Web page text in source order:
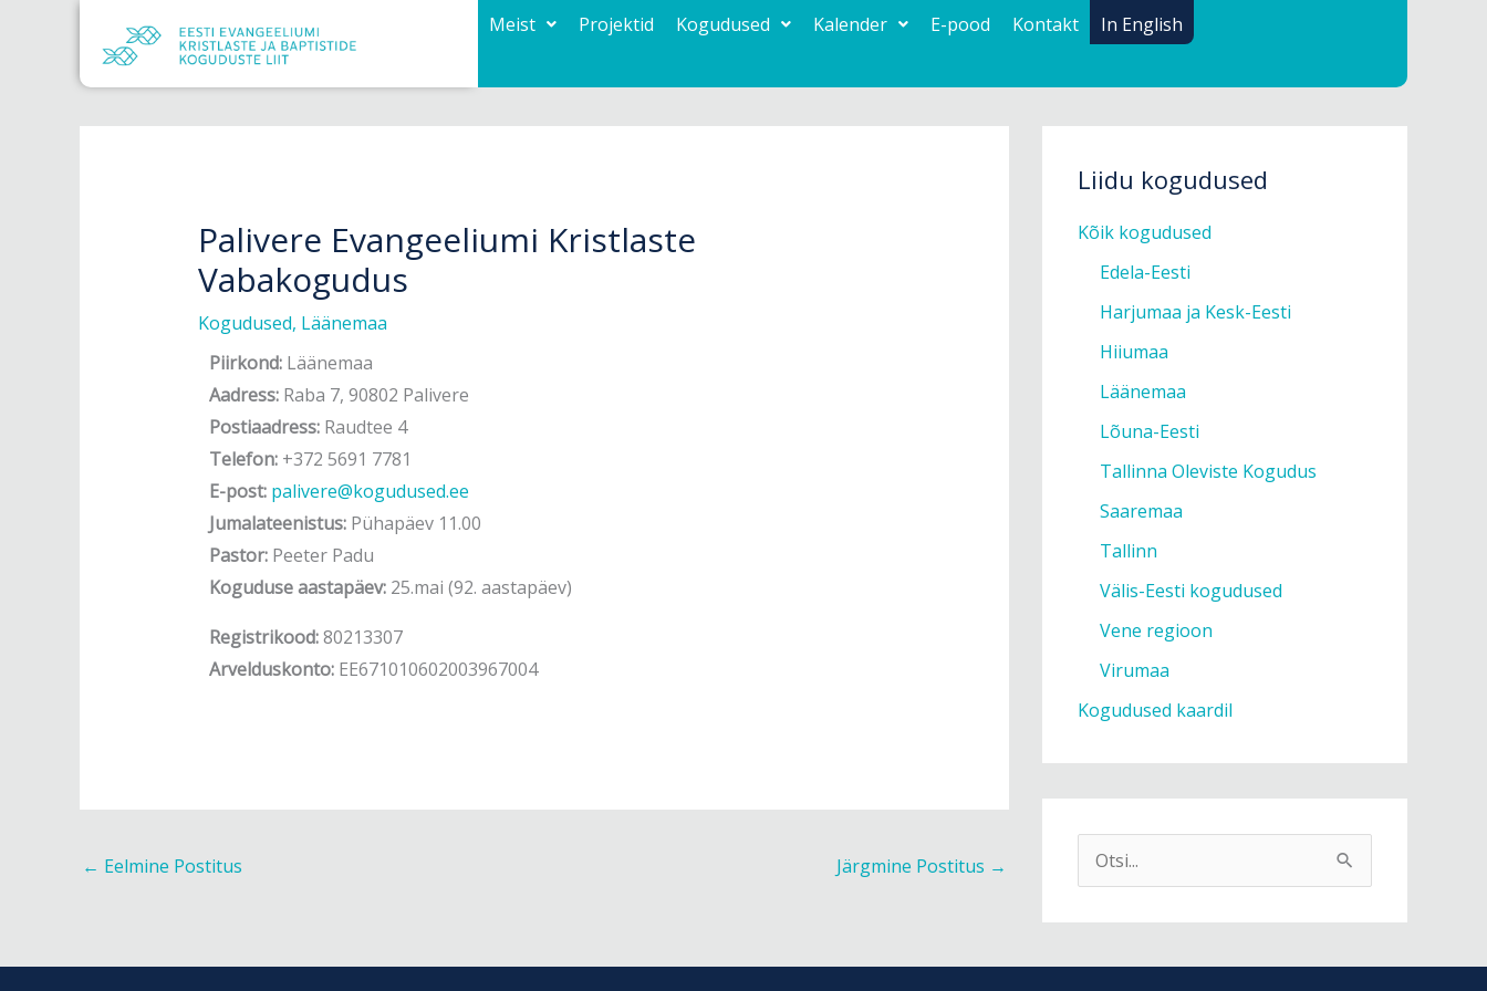
Meist Projektid Kogudused Kalender E-pood Kontakt In English
Palivere Evangeeliumi Kristlaste
Vabakogudus
Kogudused, Läänemaa
Piirkond:Läänemaa
Aadress:Raba 7, 90802 Palivere
Postiaadress:Raudtee 4
Telefon:+372 5691 7781
E-post: palivere@kogudused.ee
Jumalateenistus:Pühapäev 11.00
Pastor:Peeter Padu
Koguduse aastapäev: 25.mai (92. aastapäev)
Registrikood:80213307
Arvelduskonto:EE671010602003967004
← Eelmine Postitus Järgmine Postitus →
Liidu kogudused
Kõik kogudused
Edela-Eesti
Harjumaa ja Kesk-Eesti
Hiiumaa
Läänemaa
Lõuna-Eesti
Tallinna Oleviste Kogudus
Saaremaa
Tallinn
Välis-Eesti kogudused
Vene regioon
Virumaa
Kogudused kaardil
r